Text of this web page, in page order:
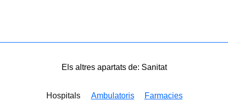
Els altres apartats de: Sanitat
Hospitals Ambulatoris Farmacies